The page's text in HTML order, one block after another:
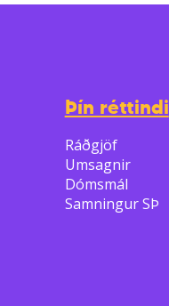
Þín réttindi
Ráðgjöf
Umsagnir
Dómsmál
Samningur SÞ